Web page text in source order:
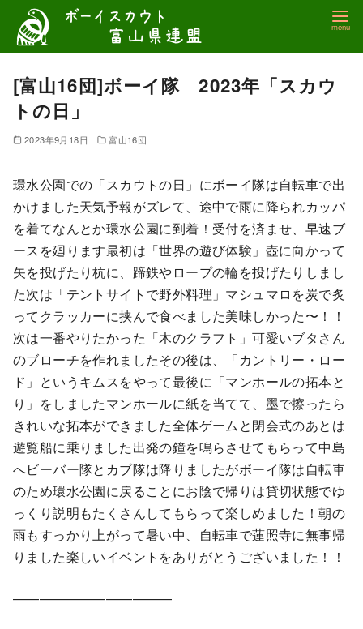
テ
[富山16団]ボーイ隊 2023年「スカウ
トの日」
2023年9月18日 富山16団
環水公園での「スカウトの日」にボーイ隊は自転車で出
かけました天気予報がズレて、途中で雨に降られカッパ
を着てなんとか環水公園に到着！受付を済ませ、早速ブ
ースを廻ります最初は「世界の遊び体験」壺に向かって
矢を投げたり杭に、蹄鉄やロープの輪を投げたりしまし
た次は「テントサイトで野外料理」マシュマロを炭で炙
ってクラッカーに挟んで食べました美味しかった〜！！
次は一番やりたかった「木のクラフト」可愛いブタさん
のブローチを作れましたその後は、「カントリー・ロー
ド」というキムスをやって最後に「マンホールの拓本と
り」をしましたマンホールに紙を当てて、墨で擦ったら
きれいな拓本ができました全体ゲームと閉会式のあとは
遊覧船に乗りました出発の鐘を鳴らさせてもらって中島
へビーバー隊とカブ隊は降りましたがボーイ隊は自転車
のため環水公園に戻ることにお陰で帰りは貸切状態でゆ
っくり説明もたくさんしてもらって楽しめました！朝の
雨もすっかり上がって暑い中、自転車で蓮照寺に無事帰
りました楽しいイベントをありがとうございました！！
————————————